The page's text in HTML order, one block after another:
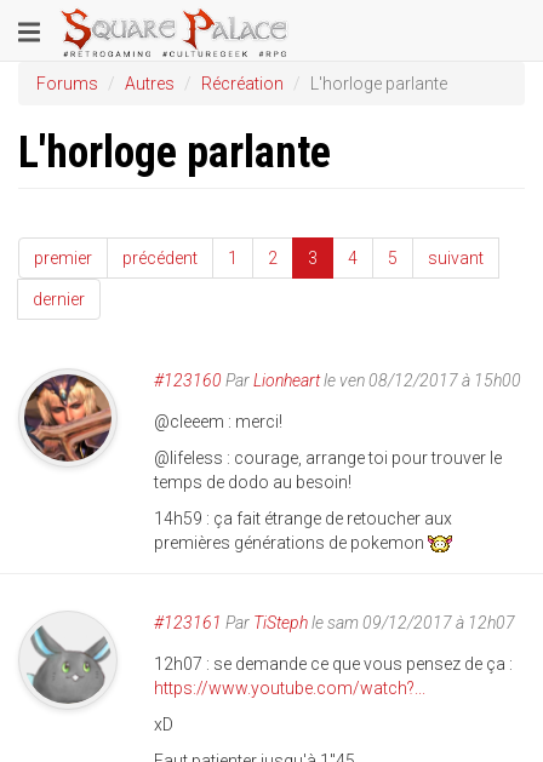
au
contenu
principal
Toggle
navigation
Forums Autres Récréation L'horloge parlante
L'horloge parlante
premier précédent 1 2 3 4 5 suivant
dernier
#123160 ParLionheartle ven 08/12/2017 à 15h00
@cleeem : merci!
@lifeless : courage, arrange toi pour trouver le
temps de dodo au besoin!
14h59 : ça fait étrange de retoucher aux
premières générations de pokemon
#123161 Par TiStephle sam 09/12/2017 à 12h07
12h07 : se demande ce que vous pensez de ça :
https://www.youtube.com/watch?...
xD